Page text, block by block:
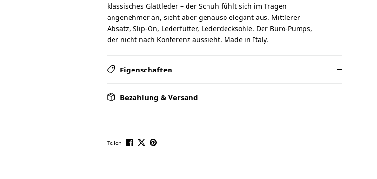
klassisches Glattleder – der Schuh fühlt sich im Tragen
angenehmer an, sieht aber genauso elegant aus. Mittlerer
Absatz, Slip-On, Lederfutter, Lederdecksohle. Der Büro-Pumps,
der nicht nach Konferenz aussieht. Made in Italy.
Eigenschaften
Bezahlung & Versand
Teilen